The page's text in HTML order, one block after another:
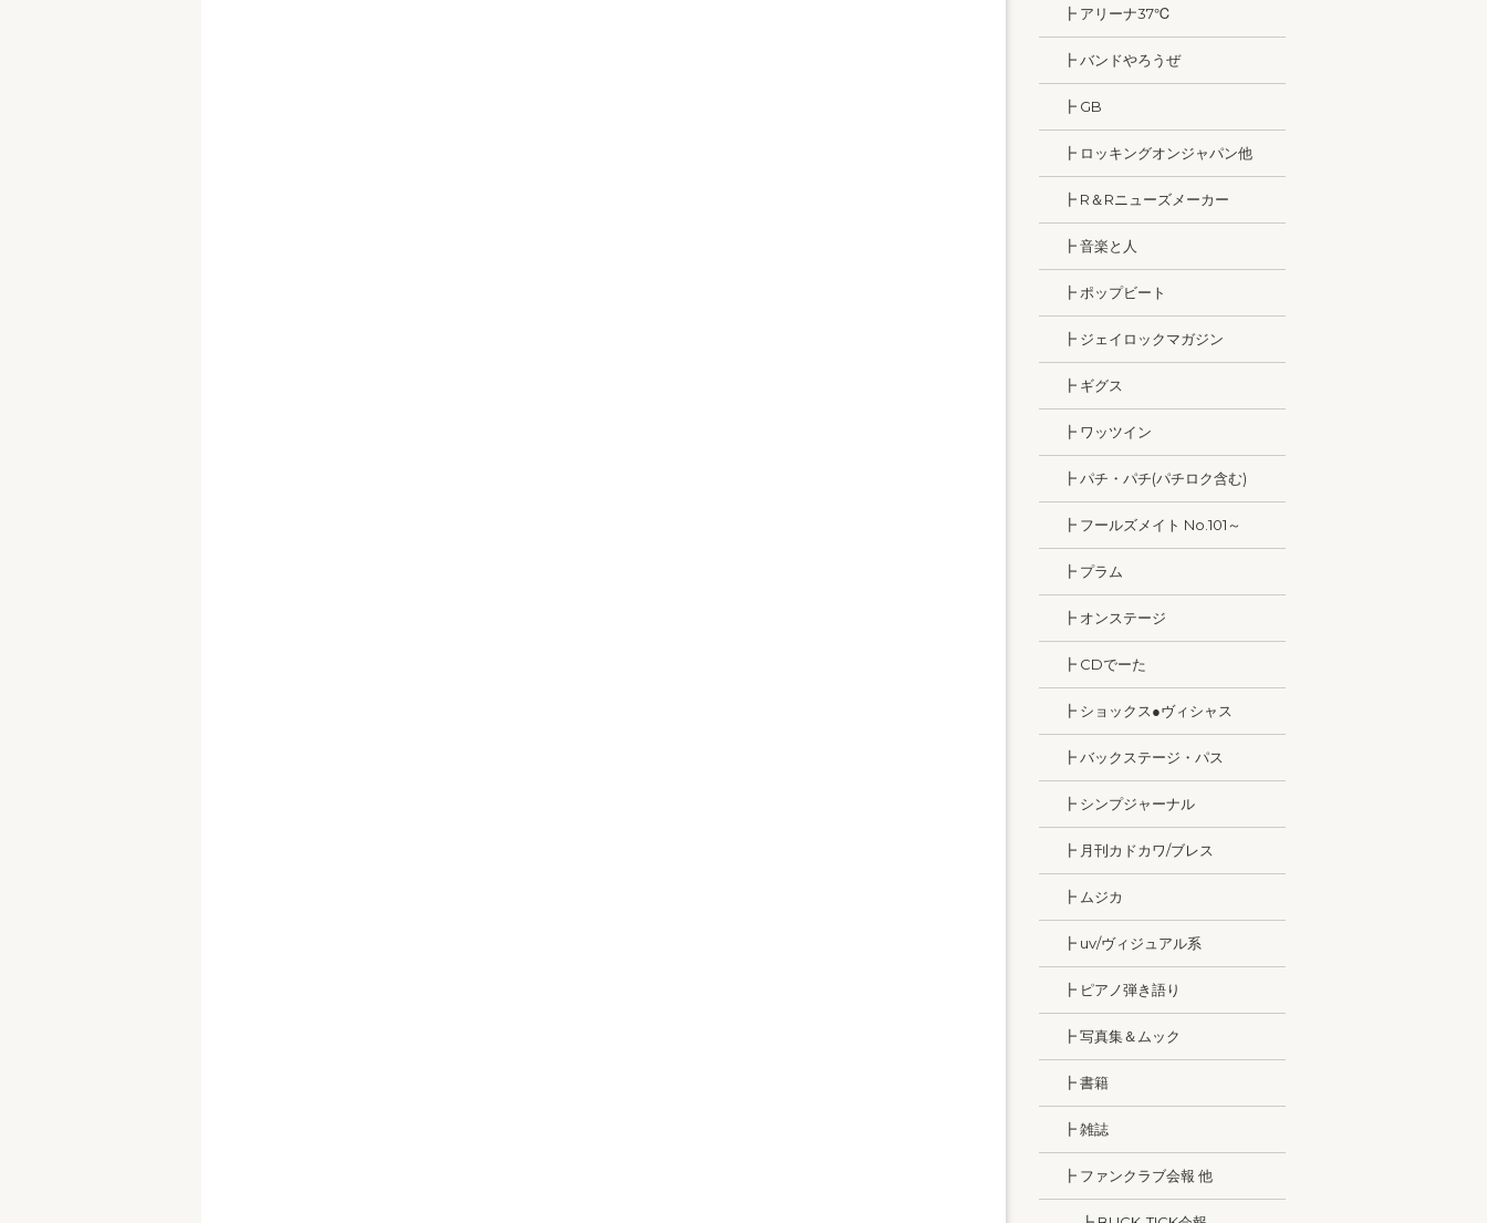
┣ アリーナ37℃
┣ バンドやろうぜ
┣ GB
┣ ロッキングオンジャパン他
┣ R＆Rニューズメーカー
┣ 音楽と人
┣ ポップビート
┣ ジェイロックマガジン
┣ ギグス
┣ ワッツイン
┣ パチ・パチ(パチロク含む)
┣ フールズメイト No.101～
┣ プラム
┣ オンステージ
┣ CDでーた
┣ ショックス●ヴィシャス
┣ バックステージ・パス
┣ シンプジャーナル
┣ 月刊カドカワ/ブレス
┣ ムジカ
┣ uv/ヴィジュアル系
┣ ピアノ弾き語り
┣ 写真集＆ムック
┣ 書籍
┣ 雑誌
┣ ファンクラブ会報 他